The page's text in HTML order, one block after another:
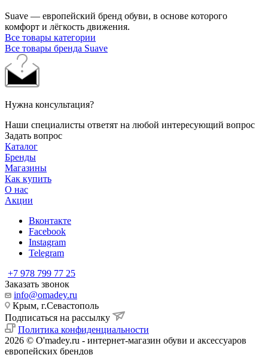
Suave — европейский бренд обуви, в основе которого
комфорт и лёгкость движения.
Все товары категории
Все товары бренда Suave
Нужна консультация?
Наши специалисты ответят на любой интересующий вопрос
Задать вопрос
Каталог
Бренды
Магазины
Как купить
О нас
Акции
Вконтакте
Facebook
Instagram
Telegram
+7 978 799 77 25
Заказать звонок
info@omadey.ru
Крым, г.Севастополь
Подписаться на рассылку
Политика конфиденциальности
2026 © O'madey.ru - интернет-магазин обуви и аксессуаров
европейских брендов